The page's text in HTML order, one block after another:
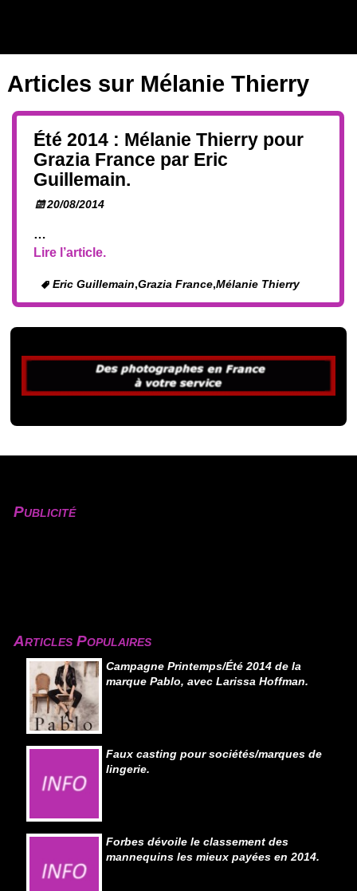
Articles sur Mélanie Thierry
Été 2014 : Mélanie Thierry pour
Grazia France par Eric
Guillemain.
20/08/2014
…
Lire l’article.
Eric Guillemain,Grazia France,Mélanie Thierry
Publicité
Articles Populaires
Campagne Printemps/Été 2014 de la
marque Pablo, avec Larissa Hoffman.
Faux casting pour sociétés/marques de
lingerie.
Forbes dévoile le classement des
mannequins les mieux payées en 2014.